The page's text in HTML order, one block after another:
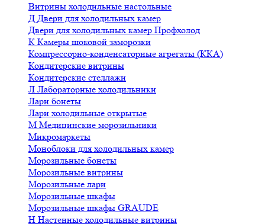
Витрины холодильные настольные
Д Двери для холодильных камер
Двери для холодильных камер Профхолод
К Камеры шоковой заморозки
Компрессорно-конденсаторные агрегаты (ККА)
Кондитерские витрины
Кондитерские стеллажи
Л Лабораторные холодильники
Лари бонеты
Лари холодильные открытые
М Медицинские морозильники
Микромаркеты
Моноблоки для холодильных камер
Морозильные бонеты
Морозильные витрины
Морозильные лари
Морозильные шкафы
Морозильные шкафы GRAUDE
Н Настенные холодильные витрины